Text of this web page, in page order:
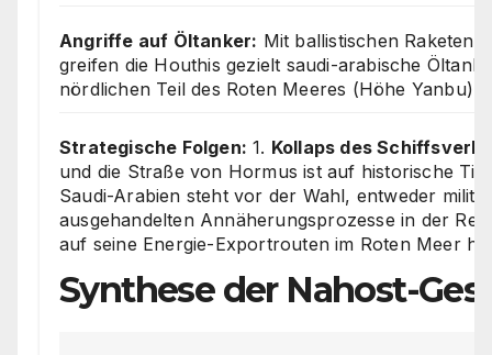
Angriffe auf Öltanker: Mit ballistischen Raketen
greifen die Houthis gezielt saudi-arabische
nördlichen Teil des Roten Meeres (Höhe Yanbu)
Strategische Folgen: 1. Kollaps des
und die Straße von Hormus ist auf historische
Saudi-Arabien steht vor der Wahl, entweder
ausgehandelten Annäherungsprozesse in der
auf seine Energie-Exportrouten im Roten Meer
Synthese der Nahost-